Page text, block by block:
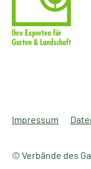
© Verbände des
Impressum